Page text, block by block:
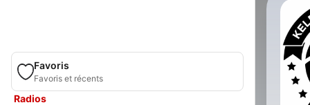
Favoris
Favoris et récents
Radios